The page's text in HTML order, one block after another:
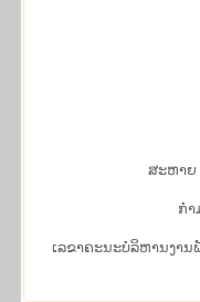
ສະ​ຫາຍ
ກຳ​
ເລຂາຄະນະບໍລິຫານງາ